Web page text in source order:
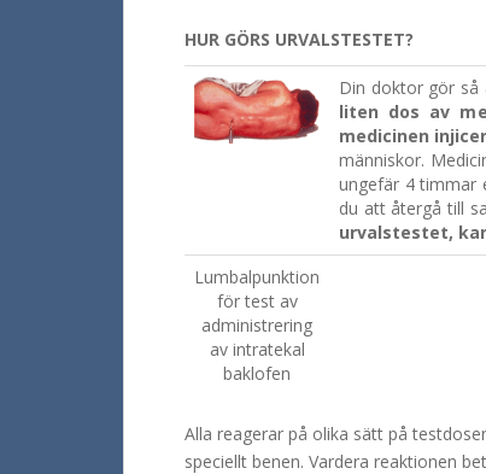
HUR GÖRS URVALSTESTET?
Din doktor gör så
liten dos av
medicinen
människor.
ungefär 4 timmar
du att återgå till
urvalstestet,
Lumbalpunktion
för test av
administrering
av intratekal
baklofen
Alla reagerar på olika sätt på
speciellt benen. Vardera reaktionen